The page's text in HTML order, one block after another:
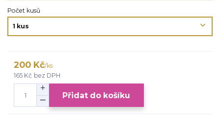
Počet kusů
200 Kč/ks
165 Kč bez DPH
Přidat do košíku